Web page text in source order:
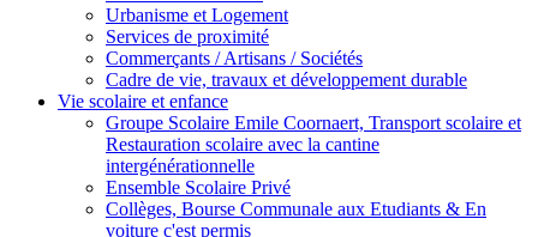
Urbanisme et Logement
Services de proximité
Commerçants / Artisans / Sociétés
Cadre de vie, travaux et développement durable
Vie scolaire et enfance
Groupe Scolaire Emile Coornaert, Transport scolaire et
Restauration scolaire avec la cantine
intergénérationnelle
Ensemble Scolaire Privé
Collèges, Bourse Communale aux Etudiants & En
voiture c'est permis